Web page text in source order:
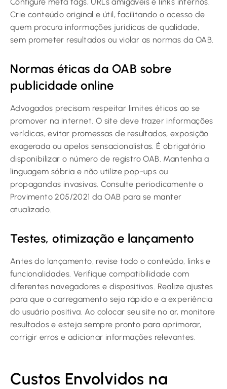
Crie conteúdo original e útil, facilitando o acesso de
quem procura informações jurídicas de qualidade,
sem prometer resultados ou violar as normas da OAB.
Normas éticas da OAB sobre
publicidade online
Advogados precisam respeitar limites éticos ao se
promover na internet. O site deve trazer informações
verídicas, evitar promessas de resultados, exposição
exagerada ou apelos sensacionalistas. É obrigatório
disponibilizar o número de registro OAB. Mantenha a
linguagem sóbria e não utilize pop-ups ou
propagandas invasivas. Consulte periodicamente o
Provimento 205/2021 da OAB para se manter
atualizado.
Testes, otimização e lançamento
Antes do lançamento, revise todo o conteúdo, links e
funcionalidades. Verifique compatibilidade com
diferentes navegadores e dispositivos. Realize ajustes
para que o carregamento seja rápido e a experiência
do usuário positiva. Ao colocar seu site no ar, monitore
resultados e esteja sempre pronto para aprimorar,
corrigir erros e adicionar informações relevantes.
Custos Envolvidos na